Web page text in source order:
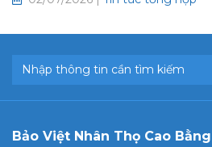
Bảo Việt Nhân Thọ Cao Bằng